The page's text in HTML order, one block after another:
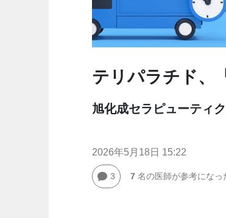
テリパラチド、
旭化成セラピューティ
2026年5月18日 15:22
3 7名の医師が参考になっ